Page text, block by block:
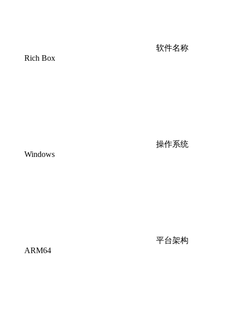
软件名称
Rich Box
操作系统
Windows
平台架构
ARM64